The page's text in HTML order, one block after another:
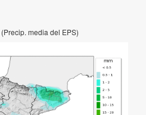
(Precip. media del EPS)